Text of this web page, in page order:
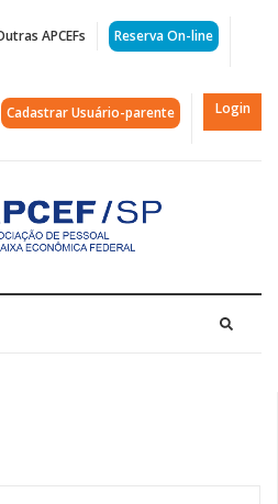
APCEFs Reserva On-line
Cadastrar Usuário-parente Login